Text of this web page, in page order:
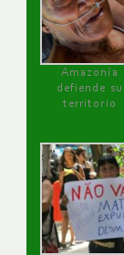
Amazonía
defiende su
territorio